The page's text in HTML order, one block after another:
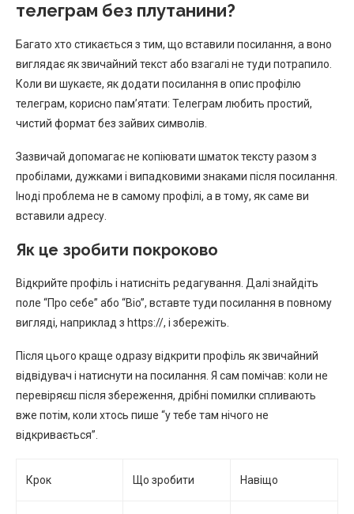
телеграм без плутанини?
Багато хто стикається з тим, що вставили посилання, а воно
виглядає як звичайний текст або взагалі не туди потрапило.
Коли ви шукаєте, як додати посилання в опис профілю
телеграм, корисно пам’ятати: Телеграм любить простий,
чистий формат без зайвих символів.
Зазвичай допомагає не копіювати шматок тексту разом з
пробілами, дужками і випадковими знаками після посилання.
Іноді проблема не в самому профілі, а в тому, як саме ви
вставили адресу.
Як це зробити покроково
Відкрийте профіль і натисніть редагування. Далі знайдіть
поле “Про себе” або “Bio”, вставте туди посилання в повному
вигляді, наприклад з https://, і збережіть.
Після цього краще одразу відкрити профіль як звичайний
відвідувач і натиснути на посилання. Я сам помічав: коли не
перевіряєш після збереження, дрібні помилки спливають
вже потім, коли хтось пише “у тебе там нічого не
відкривається”.
Крок Що зробити Навіщо